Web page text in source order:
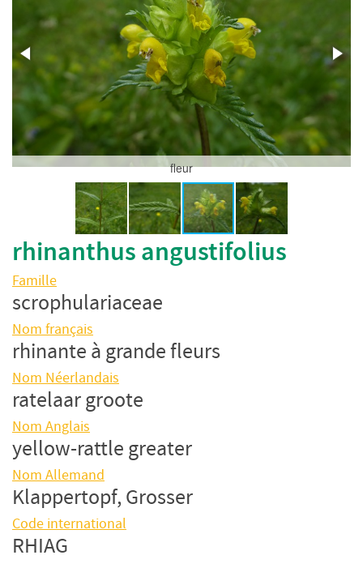
fleur
rhinanthus angustifolius
Famille
scrophulariaceae
Nom français
rhinante à grande fleurs
Nom Néerlandais
ratelaar groote
Nom Anglais
yellow-rattle greater
Nom Allemand
Klappertopf, Grosser
Code international
RHIAG